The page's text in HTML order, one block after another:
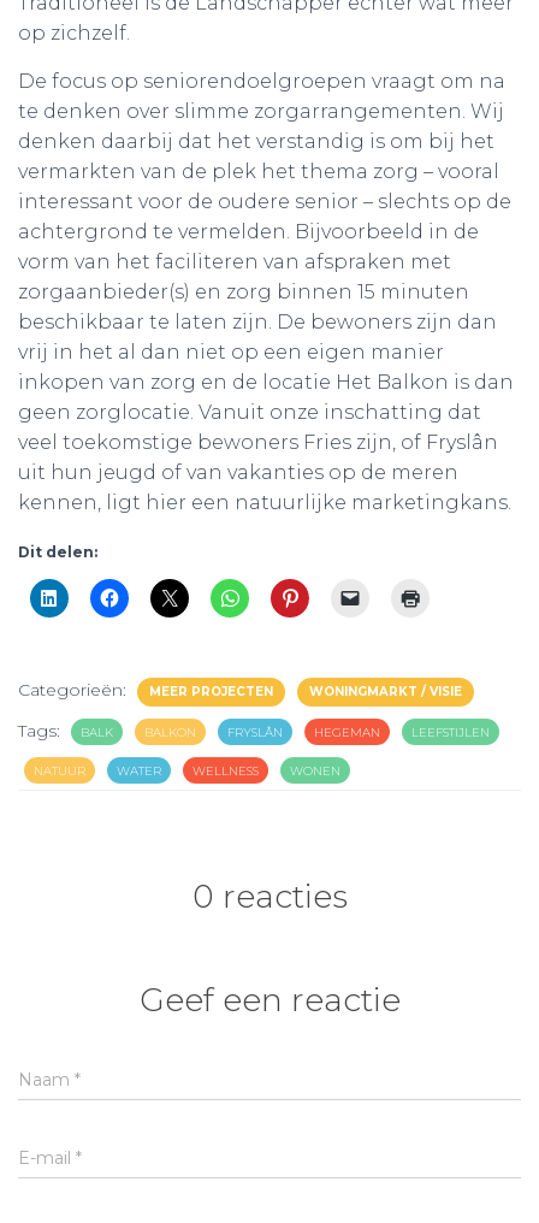
op zichzelf.
De focus op seniorendoelgroepen vraagt om na
te denken over slimme zorgarrangementen. Wij
denken daarbij dat het verstandig is om bij het
vermarkten van de plek het thema zorg – vooral
interessant voor de oudere senior – slechts op de
achtergrond te vermelden. Bijvoorbeeld in de
vorm van het faciliteren van afspraken met
zorgaanbieder(s) en zorg binnen 15 minuten
beschikbaar te laten zijn. De bewoners zijn dan
vrij in het al dan niet op een eigen manier
inkopen van zorg en de locatie Het Balkon is dan
geen zorglocatie. Vanuit onze inschatting dat
veel toekomstige bewoners Fries zijn, of Fryslân
uit hun jeugd of van vakanties op de meren
kennen, ligt hier een natuurlijke marketingkans.
Dit delen:
Categorieën: MEER PROJECTEN WONINGMARKT / VISIE
Tags: BALK BALKON FRYSLÂN HEGEMAN LEEFSTIJLEN
NATUUR WATER WELLNESS WONEN
0 reacties
Geef een reactie
Naam *
E-mail *